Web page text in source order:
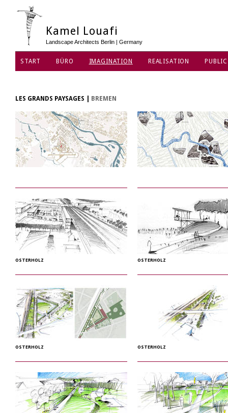
Kamel Louafi
Landscape Architects Berlin | Germany
START BÜRO IMAGINATION REALISATION
LES GRANDS PAYSAGES BREMEN
OSTERHOLZ OSTERHOLZ
OSTERHOLZ OSTERHOLZ